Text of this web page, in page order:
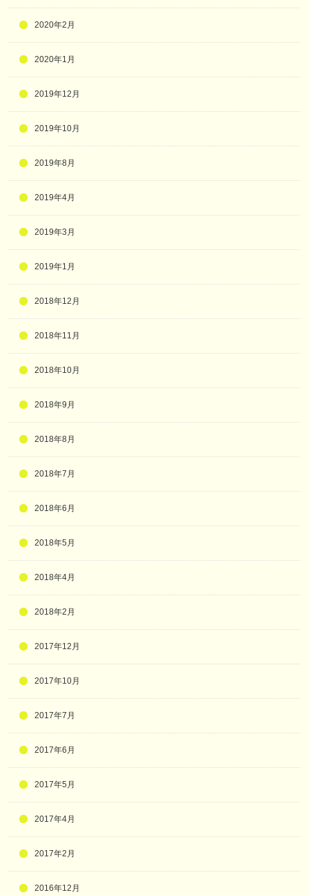
2020年2月
2020年1月
2019年12月
2019年10月
2019年8月
2019年4月
2019年3月
2019年1月
2018年12月
2018年11月
2018年10月
2018年9月
2018年8月
2018年7月
2018年6月
2018年5月
2018年4月
2018年2月
2017年12月
2017年10月
2017年7月
2017年6月
2017年5月
2017年4月
2017年2月
2016年12月